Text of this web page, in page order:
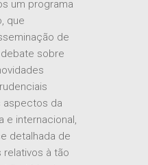
reforma
um programa
que
de
sobre
aspectos da
internacional,